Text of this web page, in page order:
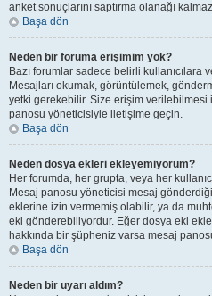
anket sonuçlarını saptırma olanağı
Başa dön
Neden bir foruma erişimim yok?
Bazı forumlar sadece belirli kullanıcılara
Mesajları okumak, görüntülemek,
yetki gerekebilir. Size erişim verilebilmesi
panosu yöneticisiyle iletişime geçin.
Başa dön
Neden dosya ekleri ekleyemiyorum?
Her forumda, her grupta, veya her
Mesaj panosu yöneticisi mesaj
eklerine izin vermemiş olabilir, ya da
eki gönderebiliyordur. Eğer dosya eki
hakkında bir şüpheniz varsa mesaj
Başa dön
Neden bir uyarı aldım?